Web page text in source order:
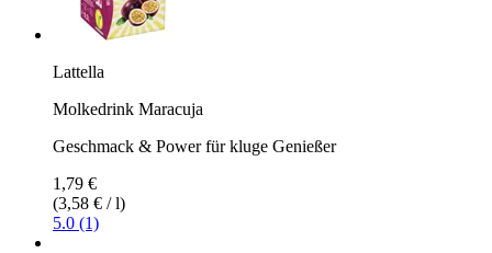
Lattella
Molkedrink Maracuja
Geschmack & Power für kluge Genießer
1,79 €
(3,58 € / l)
5.0 (1)